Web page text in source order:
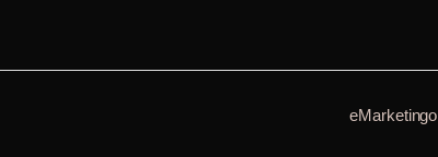
eMarketingo